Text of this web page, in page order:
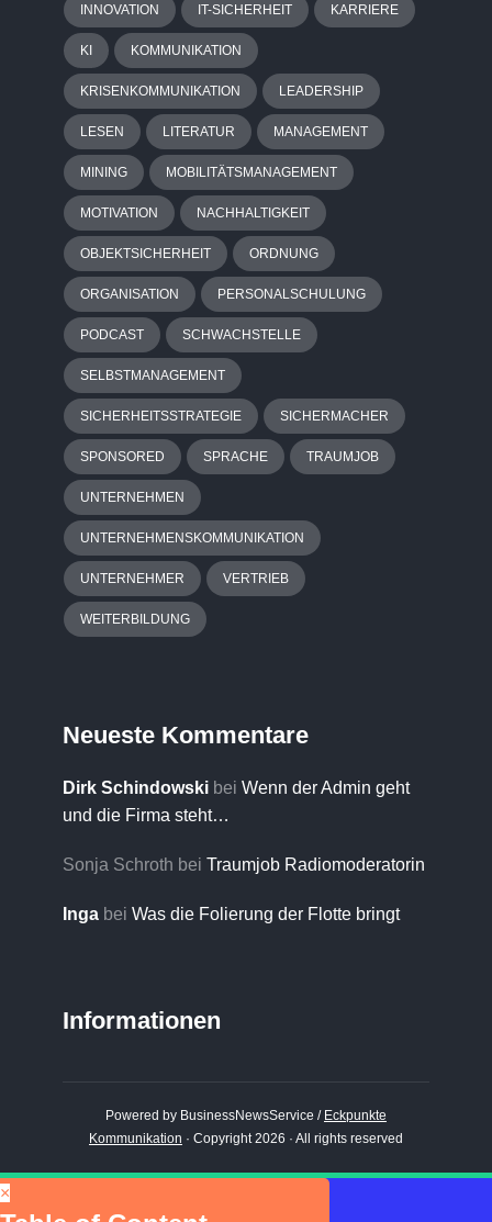
INNOVATION IT-SICHERHEIT KARRIERE
KI KOMMUNIKATION
KRISENKOMMUNIKATION LEADERSHIP
LESEN LITERATUR MANAGEMENT
MINING MOBILITÄTSMANAGEMENT
MOTIVATION NACHHALTIGKEIT
OBJEKTSICHERHEIT ORDNUNG
ORGANISATION PERSONALSCHULUNG
PODCAST SCHWACHSTELLE
SELBSTMANAGEMENT
SICHERHEITSSTRATEGIE SICHERMACHER
SPONSORED SPRACHE TRAUMJOB
UNTERNEHMEN
UNTERNEHMENSKOMMUNIKATION
UNTERNEHMER VERTRIEB
WEITERBILDUNG
Neueste Kommentare
Dirk Schindowski bei Wenn der Admin geht
und die Firma steht…
Sonja Schroth bei Traumjob Radiomoderatorin
Inga bei Was die Folierung der Flotte bringt
Informationen
Powered by BusinessNewsService / Eckpunkte
Kommunikation · Copyright 2026 · All rights reserved
×